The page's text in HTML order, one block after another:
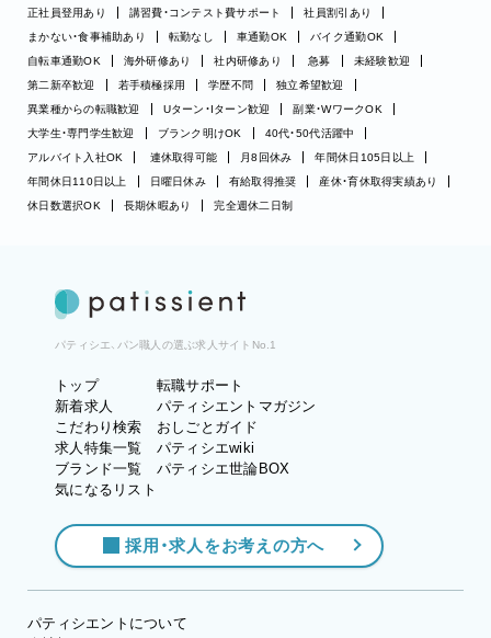
正社員登用あり
講習費・コンテスト費サポート
社員割引あり
まかない・食事補助あり
転勤なし 車通勤OK
バイク通勤OK
自転車通勤OK
海外研修あり 社内研修あり 急募
未経験歓迎
第二新卒歓迎
若手積極採用 学歴不問
独立希望歓迎
異業種からの転職歓迎
Uターン・Iターン歓迎
副業・WワークOK
大学生・専門学生歓迎
ブランク明けOK
40代・50代活躍中
アルバイト入社OK
連休取得可能 月8回休み
年間休日105日以上
年間休日110日以上
日曜日休み 有給取得推奨
産休・育休取得実績あり
休日数選択OK
長期休暇あり 完全週休二日制
パティシエ、パン職人の選ぶ求人サイトNo.1
トップ
新着求人
こだわり検索
求人特集一覧
ブランド一覧
気になるリスト
転職サポート
パティシエントマガジン
おしごとガイド
パティシエwiki
パティシエ世論BOX
採用・求人をお考えの方へ
パティシエントについて